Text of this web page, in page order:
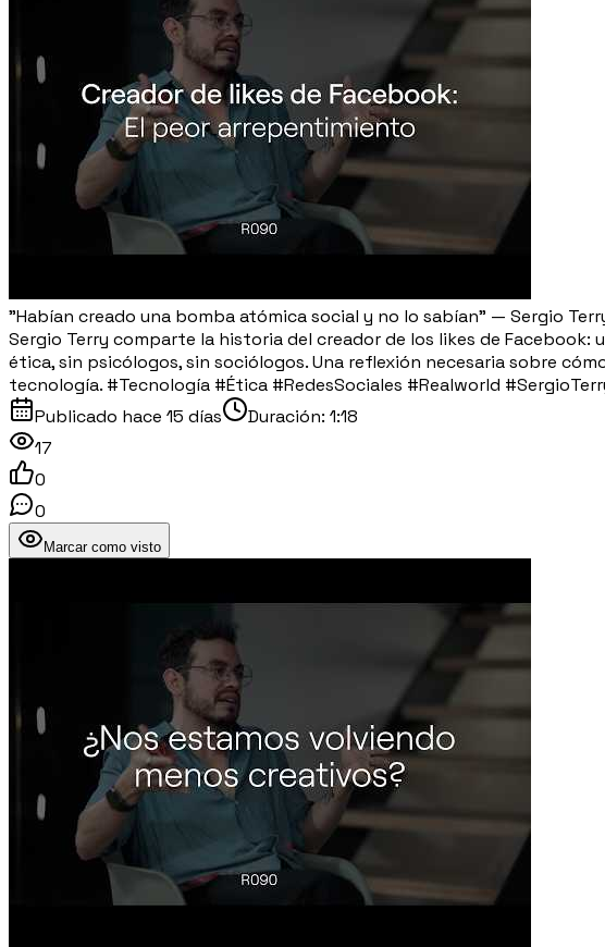
"Habían creado una bomba atómica social y no lo sabían" — Sergio
Sergio Terry comparte la historia del creador de los likes de
ética, sin psicólogos, sin sociólogos. Una reflexión necesaria sobre
tecnología. #Tecnología #Ética #RedesSociales #Realworld
Publicado hace 15 días Duración: 1:18
17
0
0
Marcar como visto